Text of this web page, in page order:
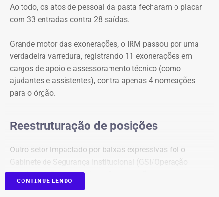
Ao todo, os atos de pessoal da pasta fecharam o placar
com 33 entradas contra 28 saídas.
Grande motor das exonerações, o IRM passou por uma
verdadeira varredura, registrando 11 exonerações em
cargos de apoio e assessoramento técnico (como
ajudantes e assistentes), contra apenas 4 nomeações
para o órgão.
Reestruturação de posições
Outro setor impactado por baixas expressivas foi o
Gabinete de Segurança Institucional (GSI/Operação
Foco), com 5 exonerações e 3 nomeações.
CONTINUE LENDO